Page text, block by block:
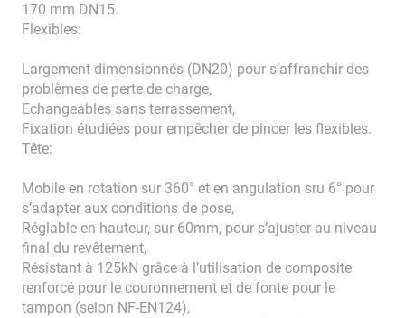
170 mm DN15.
Flexibles:
Largement dimensionnés (DN20) pour s’affranchir des
problèmes de perte de charge,
Echangeables sans terrassement,
Fixation étudiées pour empêcher de pincer les flexibles.
Tête:
Mobile en rotation sur 360° et en angulation sru 6° pour
s’adapter aux conditions de pose,
Réglable en hauteur, sur 60mm, pour s’ajuster au niveau
final du revêtement,
Résistant à 125kN grâce à l’utilisation de composite
renforcé pour le couronnement et de fonte pour le
tampon (selon NF-EN124),